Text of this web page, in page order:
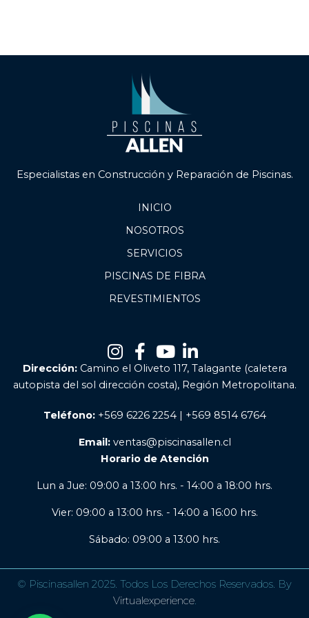
Especialistas en Construcción y Reparación de Piscinas.
INICIO
NOSOTROS
SERVICIOS
PISCINAS DE FIBRA
REVESTIMIENTOS
Dirección:Camino el Oliveto 117, Talagante (caletera
autopista del sol dirección costa), Región Metropolitana.
Teléfono:+569 6226 2254 | +569 8514 6764
Email:ventas@piscinasallen.cl
Horario de Atención
Lun a Jue: 09:00 a 13:00 hrs. - 14:00 a 18:00 hrs.
Vier: 09:00 a 13:00 hrs. - 14:00 a 16:00 hrs.
Sábado: 09:00 a 13:00 hrs.
© Piscinasallen 2025. Todos Los Derechos Reservados. By
Virtualexperience.